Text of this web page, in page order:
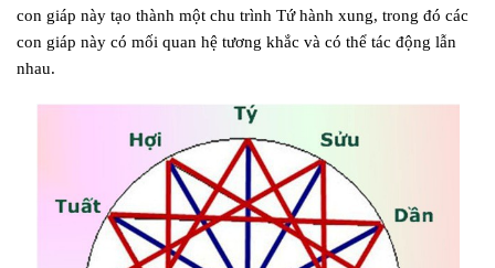
con giáp này tạo thành một chu trình Tứ hành xung, trong đó các
con giáp này có mối quan hệ tương khắc và có thể tác động lẫn
nhau.